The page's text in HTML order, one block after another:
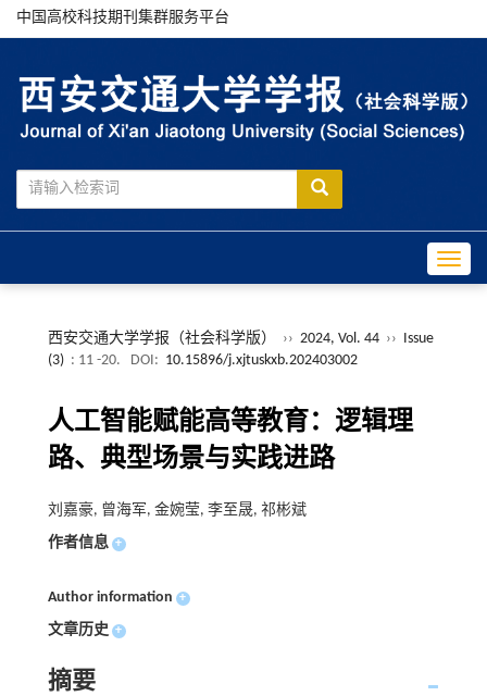
中国高校科技期刊集群服务平台
西安交通大学学报（社会科学版） ›› 2024, Vol. 44 ›› Issue
(3) : 11 -20. DOI: 10.15896/j.xjtuskxb.202403002
人工智能赋能高等教育：逻辑理
路、典型场景与实践进路
刘嘉豪, 曾海军, 金婉莹, 李至晟, 祁彬斌
作者信息 +
Author information +
文章历史 +
摘要